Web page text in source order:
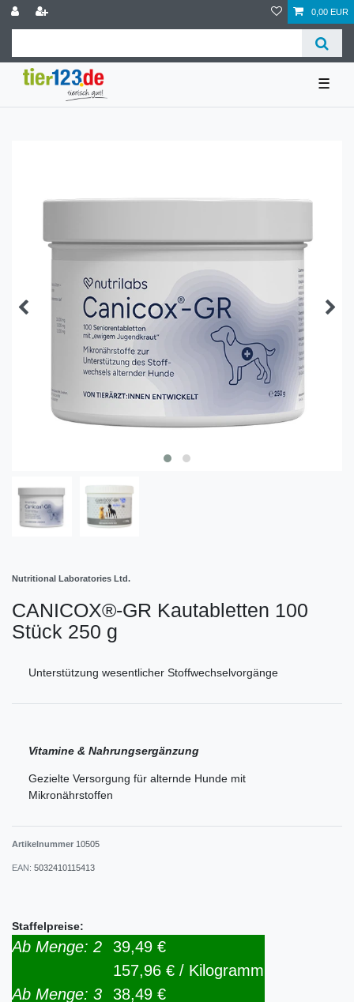
0,00 EUR
☰
Nutritional Laboratories Ltd.
CANICOX®-GR Kautabletten 100
Stück 250 g
Unterstützung wesentlicher Stoffwechselvorgänge
Vitamine & Nahrungsergänzung
Gezielte Versorgung für alternde Hunde mit
Mikronährstoffen
Artikelnummer 10505
EAN: 5032410115413
Staffelpreise:
Ab Menge: 2
39,49 €
157,96 € / Kilogramm
Ab Menge: 3
38,49 €